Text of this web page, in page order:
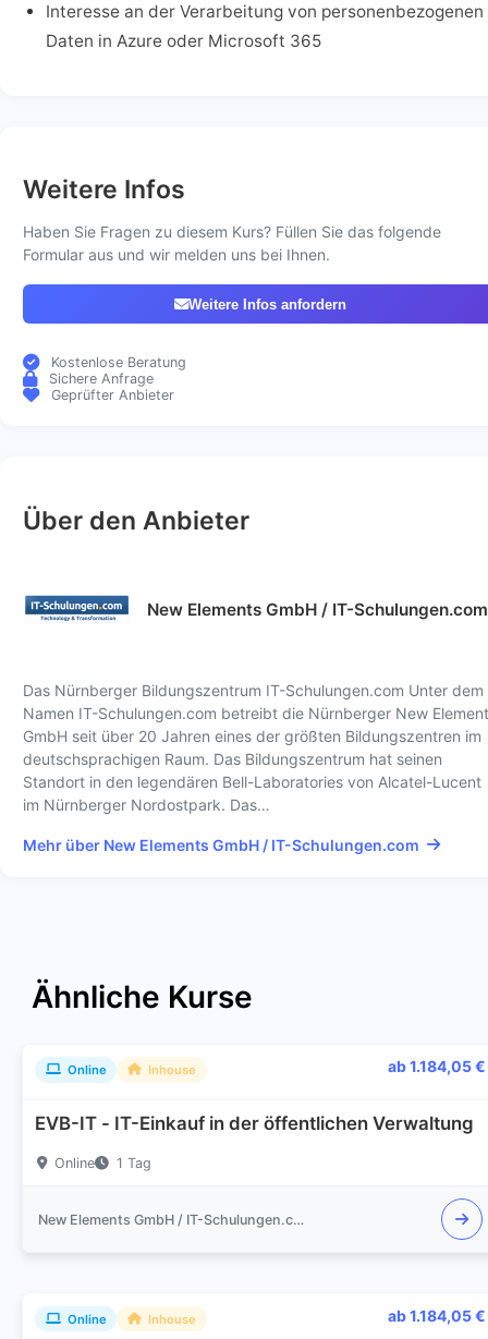
Interesse an der Verarbeitung von personenbezogenen
Daten in Azure oder Microsoft 365
Weitere Infos
Haben Sie Fragen zu diesem Kurs? Füllen Sie das folgende
Formular aus und wir melden uns bei Ihnen.
Weitere Infos anfordern
Kostenlose Beratung
Sichere Anfrage
Geprüfter Anbieter
Über den Anbieter
New Elements GmbH / IT-Schulungen.com
Das Nürnberger Bildungszentrum IT-Schulungen.com Unter dem
Namen IT-Schulungen.com betreibt die Nürnberger New
GmbH seit über 20 Jahren eines der größten Bildungszentren im
deutschsprachigen Raum. Das Bildungszentrum hat seinen
Standort in den legendären Bell-Laboratories von Alcatel-Lucent
im Nürnberger Nordostpark. Das…
Mehr über New Elements GmbH / IT-Schulungen.com
Ähnliche Kurse
Online Inhouse ab 1.184,05 €
EVB-IT - IT-Einkauf in der öffentlichen Verwaltung
Online 1 Tag
New Elements GmbH / IT-Schulungen.com
Online Inhouse ab 1.184,05 €